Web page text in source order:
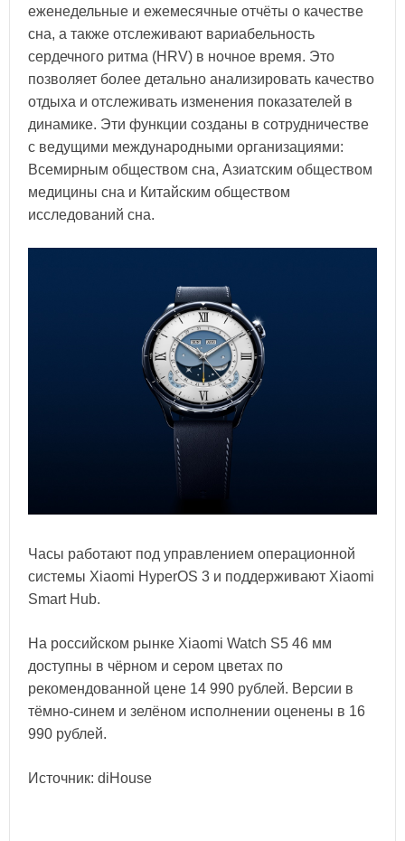
еженедельные и ежемесячные отчёты о качестве
сна, а также отслеживают вариабельность
сердечного ритма (HRV) в ночное время. Это
позволяет более детально анализировать качество
отдыха и отслеживать изменения показателей в
динамике. Эти функции созданы в сотрудничестве
с ведущими международными организациями:
Всемирным обществом сна, Азиатским обществом
медицины сна и Китайским обществом
исследований сна.
Часы работают под управлением операционной
системы Xiaomi HyperOS 3 и поддерживают Xiaomi
Smart Hub.
На российском рынке Xiaomi Watch S5 46 мм
доступны в чёрном и сером цветах по
рекомендованной цене 14 990 рублей. Версии в
тёмно-синем и зелёном исполнении оценены в 16
990 рублей.
Источник: diHouse